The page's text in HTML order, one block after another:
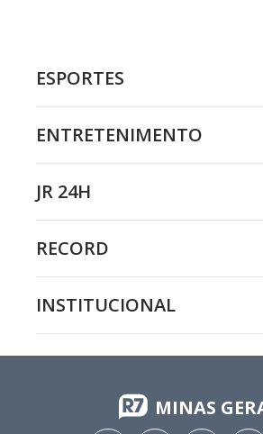
ESPORTES
ENTRETENIMENTO
JR 24H
RECORD
INSTITUCIONAL
MINAS